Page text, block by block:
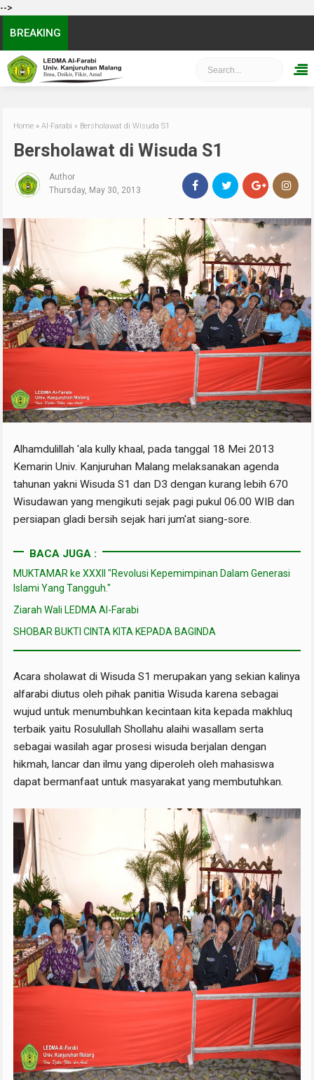
-->
BREAKING
Home »Al-Farabi » Bersholawat di Wisuda S1
Bersholawat di Wisuda S1
Author
Thursday, May 30, 2013
Alhamdulillah 'ala kully khaal, pada tanggal 18 Mei 2013
Kemarin Univ. Kanjuruhan Malang melaksanakan agenda
tahunan yakni Wisuda S1 dan D3 dengan kurang lebih 670
Wisudawan yang mengikuti sejak pagi pukul 06.00 WIB dan
persiapan gladi bersih sejak hari jum'at siang-sore.
BACA JUGA :
MUKTAMAR ke XXXII "Revolusi Kepemimpinan Dalam Generasi
Islami Yang Tangguh."
Ziarah Wali LEDMA Al-Farabi
SHOBAR BUKTI CINTA KITA KEPADA BAGINDA
Acara sholawat di Wisuda S1 merupakan yang sekian kalinya
alfarabi diutus oleh pihak panitia Wisuda karena sebagai
wujud untuk menumbuhkan kecintaan kita kepada makhluq
terbaik yaitu Rosulullah Shollahu alaihi wasallam serta
sebagai wasilah agar prosesi wisuda berjalan dengan
hikmah, lancar dan ilmu yang diperoleh oleh mahasiswa
dapat bermanfaat untuk masyarakat yang membutuhkan.